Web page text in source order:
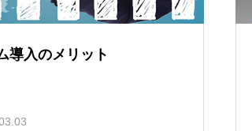
導入のメリット